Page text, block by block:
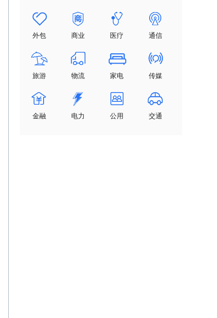
外包 商业 医疗 通信
旅游 物流 家电 传媒
金融 电力 公用 交通